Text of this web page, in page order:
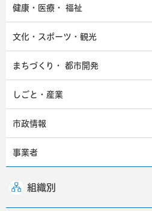
健康・医療・ 福祉
文化・スポーツ・観光
まちづくり・ 都市開発
しごと・産業
市政情報
事業者
組織別